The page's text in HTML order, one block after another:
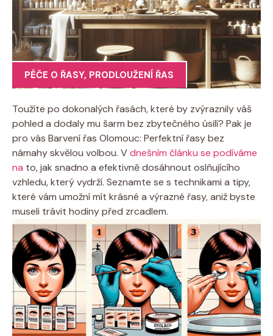
PÉČE O ŘASY, PRODLOUŽENÍ ŘAS
Toužíte po dokonalých řasách, které by zvýraznily váš
pohled a dodaly mu šarm bez zbytečného úsilí? Pak je
pro vás Barvení řas Olomouc: Perfektní řasy bez
námahy skvělou volbou. Vdnešním článku se podíváme
na to, jak snadno a efektivně dosáhnout oslňujícího
vzhledu, který vydrží. Seznamte se s technikami a tipy,
které vám umožní mít krásné a výrazné řasy, aniž byste
museli trávit hodiny před zrcadlem.